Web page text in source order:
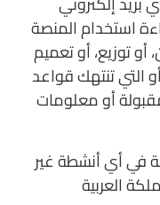
استخدام المنصة
أو توزيع، أو تعميم
التي تنتهك قواعد
أو معلومات
في أي أنشطة غير
العربية